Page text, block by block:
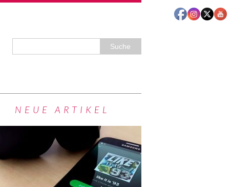
NEUE ARTIKEL